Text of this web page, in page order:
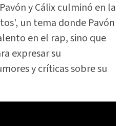
y Cálix culminó en la
un tema donde Pavón
en el rap, sino que
expresar su
y críticas sobre su